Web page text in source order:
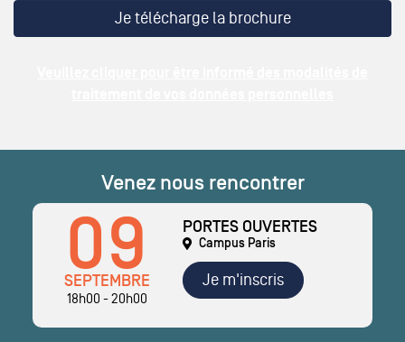
Venez nous rencontrer
09
SEPTEMBRE
18h00 - 20h00
PORTES OUVERTES
Campus Paris
Je m'inscris